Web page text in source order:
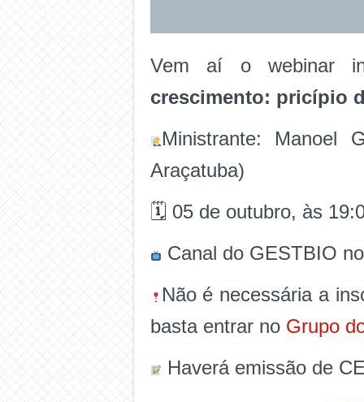
Vem aí o webinar
crescimento: pricípio
Ministrante: Manoel
Araçatuba)
🗓 05 de outubro, às
Canal do GESTBIO
Não é necessária a
basta entrar no Grupo
Haverá emissão de